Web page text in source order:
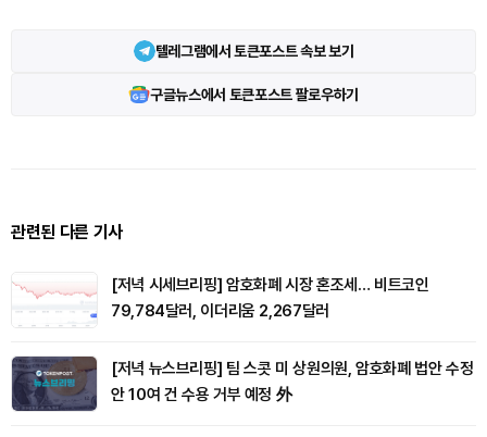
텔레그램에서 토큰포스트 속보 보기
구글뉴스에서 토큰포스트 팔로우하기
관련된 다른 기사
[저녁 시세브리핑] 암호화폐 시장 혼조세… 비트코인
79,784달러, 이더리움 2,267달러
[저녁 뉴스브리핑] 팀 스콧 미 상원의원, 암호화폐 법안 수정
안 10여 건 수용 거부 예정 外